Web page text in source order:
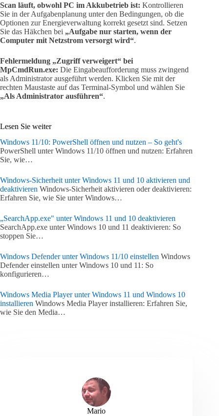
Scan läuft, obwohl PC im Akkubetrieb ist: Kontrollieren
Sie in der Aufgabenplanung unter den Bedingungen, ob die
Optionen zur Energieverwaltung korrekt gesetzt sind. Setzen
Sie das Häkchen bei „Aufgabe nur starten, wenn der
Computer mit Netzstrom versorgt wird“.
Fehlermeldung „Zugriff verweigert“ bei
MpCmdRun.exe: Die Eingabeaufforderung muss zwingend
als Administrator ausgeführt werden. Klicken Sie mit der
rechten Maustaste auf das Terminal-Symbol und wählen Sie
„Als Administrator ausführen“.
Lesen Sie weiter
Windows 11/10: PowerShell öffnen und nutzen – So geht's
PowerShell unter Windows 11/10 öffnen und nutzen: Erfahren
Sie, wie…
Windows-Sicherheit unter Windows 11 und 10 aktivieren und
deaktivieren Windows-Sicherheit aktivieren oder deaktivieren:
Erfahren Sie, wie Sie unter Windows…
„SearchApp.exe" unter Windows 11 und 10 deaktivieren
SearchApp.exe unter Windows 10 und 11 deaktivieren: So
stoppen Sie…
Windows Defender unter Windows 11/10 einstellen Windows
Defender einstellen unter Windows 10 und 11: So
konfigurieren…
Windows Media Player unter Windows 11 und Windows 10
installieren Windows Media Player installieren: Erfahren Sie,
wie Sie den Media…
Mario